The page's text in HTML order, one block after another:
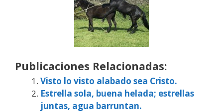
Publicaciones Relacionadas:
Visto lo visto alabado sea Cristo.
Estrella sola, buena helada; estrellas
juntas, agua barruntan.